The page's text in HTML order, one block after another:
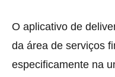
O aplicativo de
da área de serviços
especificamente na